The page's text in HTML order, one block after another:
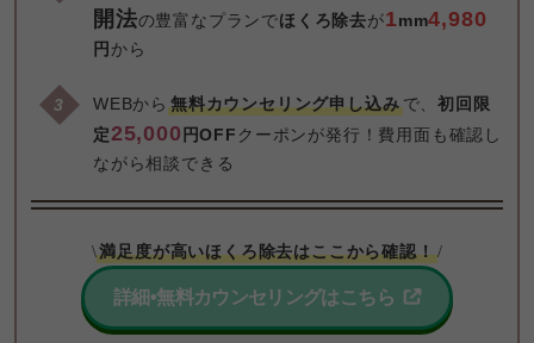
開法の豊富なプランでほくろ除去が1mm4,980
円 から
WEBから無料カウンセリング申し込みで、初回限
定25,000円OFF クーポンが発行！費用面も確認し
ながら相談できる
\満足度が高いほくろ除去はここから確認！/
詳細•無料カウンセリングはこちら